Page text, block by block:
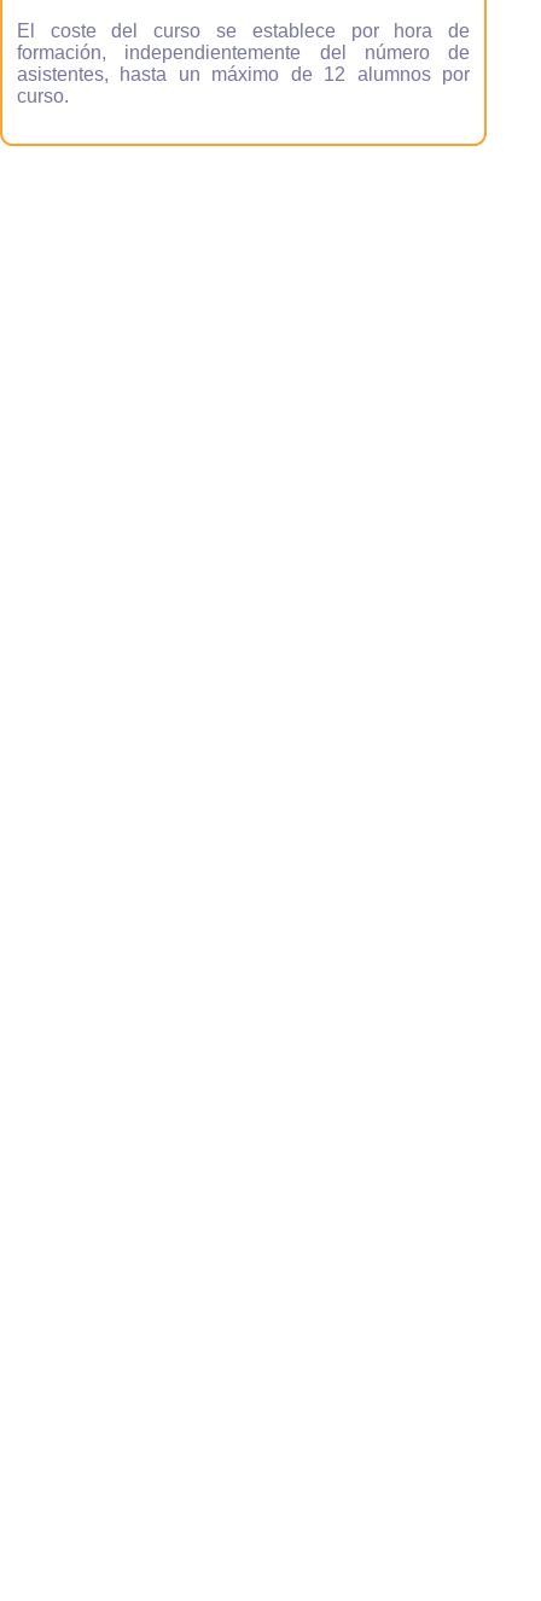
El coste del curso se establece por hora de
formación, independientemente del número de
asistentes, hasta un máximo de 12 alumnos por
curso.